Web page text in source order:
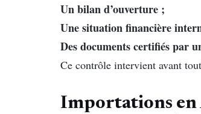
Un bilan d’ouverture ;
Une situation financière
Des documents certifiés par
Ce contrôle intervient avant
Importations en